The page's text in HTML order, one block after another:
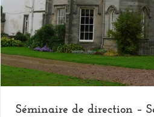
Séminaire de direction –